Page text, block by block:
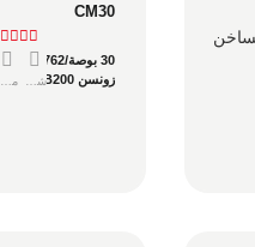
CM30
30 بوصة/762 مم
زونسن GB200